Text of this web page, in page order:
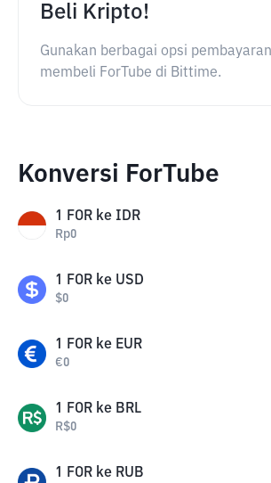
Beli Kripto!
Gunakan berbagai opsi
membeli ForTube di Bittime.
Konversi ForTube
1 FOR ke IDR
Rp0
1 FOR ke USD
$0
1 FOR ke EUR
€0
1 FOR ke BRL
R$0
1 FOR ke RUB